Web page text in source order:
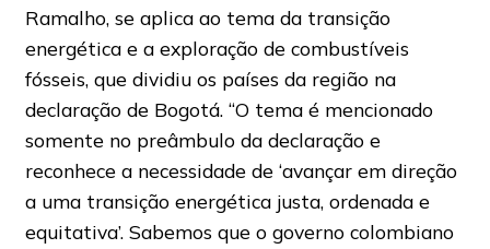
Ramalho, se aplica ao tema da transição
energética e a exploração de combustíveis
fósseis, que dividiu os países da região na
declaração de Bogotá. “O tema é mencionado
somente no preâmbulo da declaração e
reconhece a necessidade de ‘avançar em direção
a uma transição energética justa, ordenada e
equitativa’. Sabemos que o governo colombiano